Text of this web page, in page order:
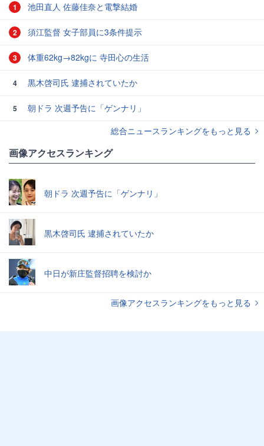
1 池田直人 佐藤佳奈と電撃結婚
2 須江監督 女子部員に3条件提示
3 体重62kg→82kgに 寺田心の生活
4 黒木啓司氏 逮捕されていたか
5
朝ドラ 次週予告に「ゲンナリ」
総合ニュースランキングをもっと見る
画像アクセスランキング
朝ドラ 次週予告に「ゲンナリ」
黒木啓司氏 逮捕されていたか
中日が新庄監督招聘を検討か
画像アクセスランキングをもっと見る